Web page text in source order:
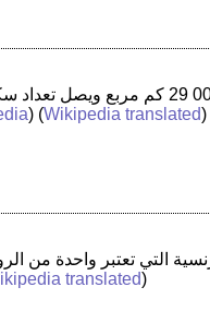
) (Wikipedia translated)
translated)